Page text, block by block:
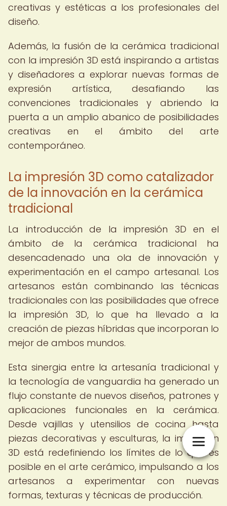
creativas y estéticas a los profesionales del
diseño.
Además, la fusión de la cerámica tradicional
con la impresión 3D está inspirando a artistas
y diseñadores a explorar nuevas formas de
expresión artística, desafiando las
convenciones tradicionales y abriendo la
puerta a un amplio abanico de posibilidades
creativas en el ámbito del arte
contemporáneo.
La impresión 3D como catalizador
de la innovación en la cerámica
tradicional
La introducción de la impresión 3D en el
ámbito de la cerámica tradicional ha
desencadenado una ola de innovación y
experimentación en el campo artesanal. Los
artesanos están combinando las técnicas
tradicionales con las posibilidades que ofrece
la impresión 3D, lo que ha llevado a la
creación de piezas híbridas que incorporan lo
mejor de ambos mundos.
Esta sinergia entre la artesanía tradicional y
la tecnología de vanguardia ha generado un
flujo constante de nuevos diseños, patrones y
aplicaciones funcionales en la cerámica.
Desde vajillas y utensilios de cocina hasta
piezas decorativas y esculturas, la impresión
3D está redefiniendo los límites de lo que es
posible en el arte cerámico, impulsando a los
artesanos a experimentar con nuevas
formas, texturas y técnicas de producción.